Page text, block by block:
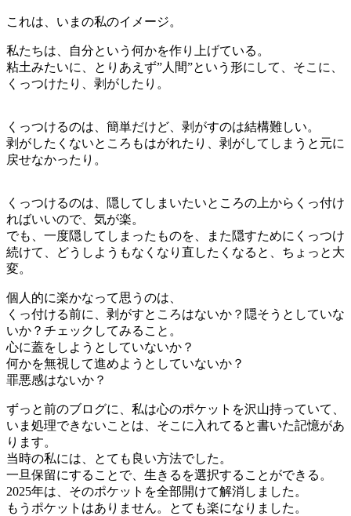
これは、いまの私のイメージ。
私たちは、自分という何かを作り上げている。
粘土みたいに、とりあえず”人間”という形にして、そこに、
くっつけたり、剥がしたり。
くっつけるのは、簡単だけど、剥がすのは結構難しい。
剥がしたくないところもはがれたり、剥がしてしまうと元に
戻せなかったり。
くっつけるのは、隠してしまいたいところの上からくっ付け
ればいいので、気が楽。
でも、一度隠してしまったものを、また隠すためにくっつけ
続けて、どうしようもなくなり直したくなると、ちょっと大
変。
個人的に楽かなって思うのは、
くっ付ける前に、剥がすところはないか？隠そうとしていな
いか？チェックしてみること。
心に蓋をしようとしていないか？
何かを無視して進めようとしていないか？
罪悪感はないか？
ずっと前のブログに、私は心のポケットを沢山持っていて、
いま処理できないことは、そこに入れてると書いた記憶があ
ります。
当時の私には、とても良い方法でした。
一旦保留にすることで、生きるを選択することができる。
2025年は、そのポケットを全部開けて解消しました。
もうポケットはありません。とても楽になりました。